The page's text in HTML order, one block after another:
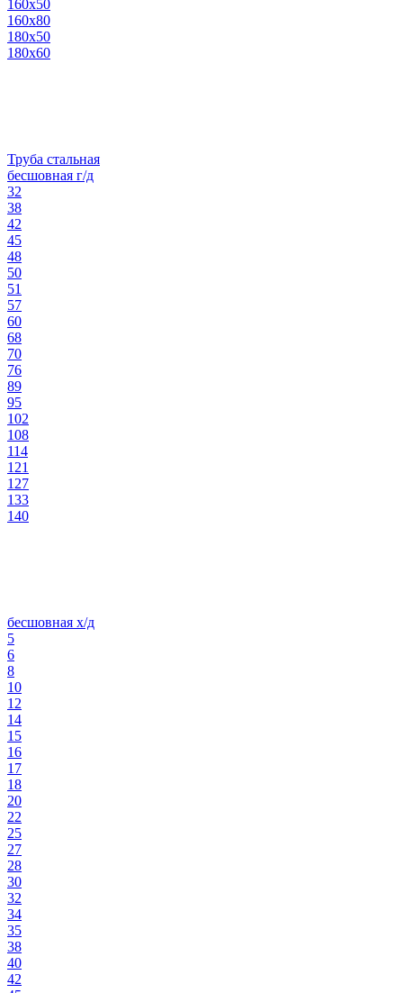
160х50
160х80
180х50
180х60
Труба стальная
бесшовная г/д
32
38
42
45
48
50
51
57
60
68
70
76
89
95
102
108
114
121
127
133
140
бесшовная х/д
5
6
8
10
12
14
15
16
17
18
20
22
25
27
28
30
32
34
35
38
40
42